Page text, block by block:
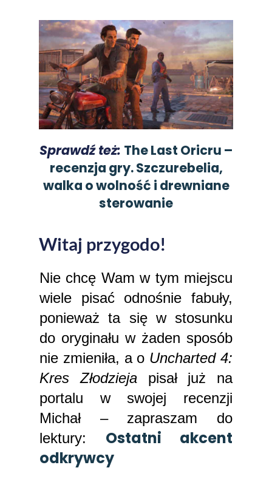
Sprawdź też: The Last Oricru –
recenzja gry. Szczurebelia,
walka o wolność i drewniane
sterowanie
Witaj przygodo!
Nie chcę Wam w tym miejscu
wiele pisać odnośnie fabuły,
ponieważ ta się w stosunku
do oryginału w żaden sposób
nie zmieniła, a o Uncharted 4:
Kres Złodziejapisał już na
portalu w swojej recenzji
Michał – zapraszam do
lektury: Ostatni akcent
odkrywcy